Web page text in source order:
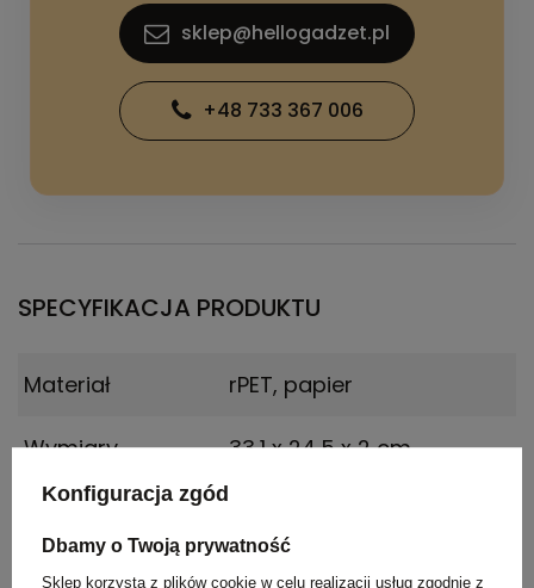
sklep@hellogadzet.pl
+48 733 367 006
SPECYFIKACJA PRODUKTU
Materiał rPET, papier
Wymiary
33,1 x 24,5 x 2 cm
Konfiguracja zgód
Dbamy o Twoją prywatność
Sklep korzysta z plików cookie w celu realizacji usług zgodnie z